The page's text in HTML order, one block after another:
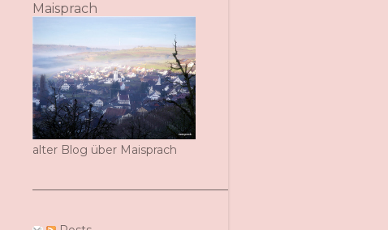
Maisprach
alter Blog über Maisprach